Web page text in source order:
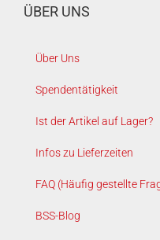
ÜBER UNS
Über Uns
Spendentätigkeit
Ist der Artikel auf Lager?
Infos zu Lieferzeiten
FAQ (Häufig gestellte
BSS-Blog